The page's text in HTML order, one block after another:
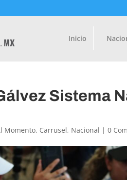
Inicio
Sistema
Momento, Carrusel, Nacional |0